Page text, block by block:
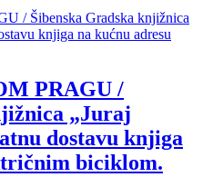
PRAGU /
„Juraj
dostavu knjiga
biciklom.